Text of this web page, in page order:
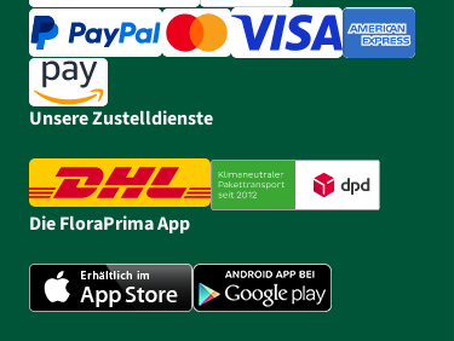
Unsere Zustelldienste
Die FloraPrima App